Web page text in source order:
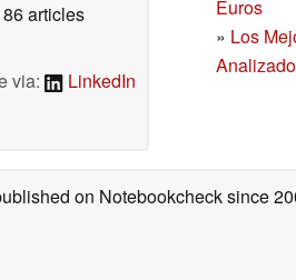
Euros
» Los
articles
via:
LinkedIn
on Notebookchecksince